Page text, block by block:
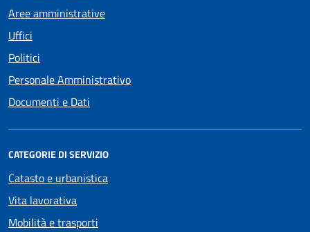
Aree amministrative
Uffici
Politici
Personale Amministrativo
Documenti e Dati
CATEGORIE DI SERVIZIO
Catasto e urbanistica
Vita lavorativa
Mobilità e trasporti